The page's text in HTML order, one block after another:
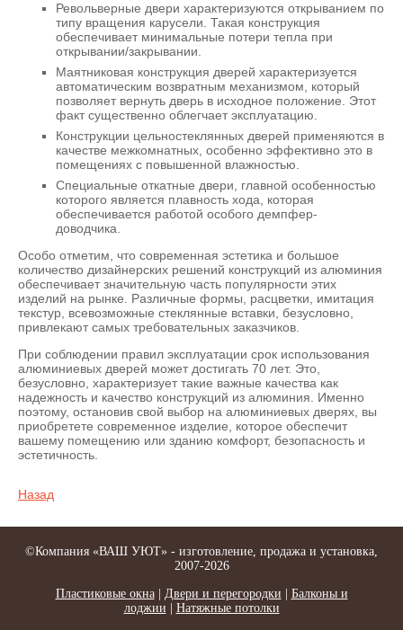
Револьверные двери характеризуются открыванием по
типу вращения карусели. Такая конструкция
обеспечивает минимальные потери тепла при
открывании/закрывании.
Маятниковая конструкция дверей характеризуется
автоматическим возвратным механизмом, который
позволяет вернуть дверь в исходное положение. Этот
факт существенно облегчает эксплуатацию.
Конструкции цельностеклянных дверей применяются в
качестве межкомнатных, особенно эффективно это в
помещениях с повышенной влажностью.
Специальные откатные двери, главной особенностью
которого является плавность хода, которая
обеспечивается работой особого демпфер-
доводчика.
Особо отметим, что современная эстетика и большое
количество дизайнерских решений конструкций из алюминия
обеспечивает значительную часть популярности этих
изделий на рынке. Различные формы, расцветки, имитация
текстур, всевозможные стеклянные вставки, безусловно,
привлекают самых требовательных заказчиков.
При соблюдении правил эксплуатации срок использования
алюминиевых дверей может достигать 70 лет. Это,
безусловно, характеризует такие важные качества как
надежность и качество конструкций из алюминия. Именно
поэтому, остановив свой выбор на алюминиевых дверях, вы
приобретете современное изделие, которое обеспечит
вашему помещению или зданию комфорт, безопасность и
эстетичность.
Назад
©Компания «ВАШ УЮТ» - изготовление, продажа и установка,
2007-2026
Пластиковые окна| Двери и перегородки
Балконы и
лоджии
Натяжные потолки